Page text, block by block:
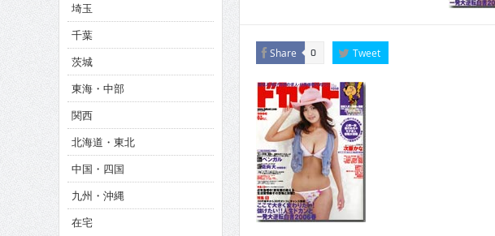
Share 0 Tweet
埼玉
千葉
茨城
東海・中部
関西
北海道・東北
中国・四国
九州・沖縄
在宅